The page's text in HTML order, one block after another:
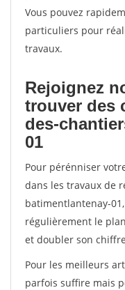
Vous pouvez
particuliers pour
travaux.
Rejoignez
trouver des
des-
01
Pour pérénniser
dans les travaux de
batimentlantenay-
régulièrement le
et doubler son
Pour les meilleurs
parfois suffire mais